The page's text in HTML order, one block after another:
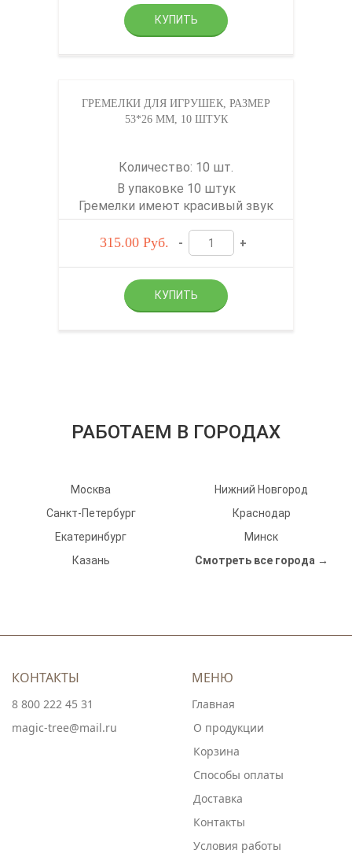
ГРЕМЕЛКИ ДЛЯ ИГРУШЕК, РАЗМЕР
53*26 ММ, 10 ШТУК
Количество: 10 шт.
В упаковке 10 штук
Гремелки имеют красивый звук
315.00 Руб. - +
РАБОТАЕМ В ГОРОДАХ
Москва
Санкт-Петербург
Екатеринбург
Казань
Нижний Новгород
Краснодар
Минск
Смотреть все города →
КОНТАКТЫ
8 800 222 45 31
magic-tree@mail.ru
МЕНЮ
Главная
О продукции
Корзина
Способы оплаты
Доставка
Контакты
Условия работы